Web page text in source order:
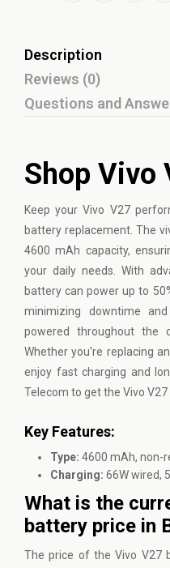
Description
Reviews (0)
Questions and
Shop Vivo
Keep yourVivo V27
battery replacement. The
4600 mAh capacity,
your daily needs. With
battery can power up to
minimizing downtime
powered throughout the
Whether you're replacing
enjoy fast charging and
Telecom to get the Vivo
Key Features:
Type: 4600 mAh, non-
Charging: 66W wired,
What is the
battery price in
The price of the Vivo V27